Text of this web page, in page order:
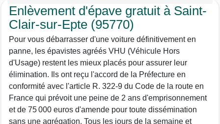
Enlèvement d'épave gratuit à Saint-
Clair-sur-Epte (95770)
Pour vous débarrasser d'une voiture définitivement en
panne, les épavistes agréés VHU (Véhicule Hors
d'Usage) restent les mieux placés pour assurer leur
élimination. Ils ont reçu l'accord de la Préfecture en
conformité avec l'article R. 322-9 du Code de la route en
France qui prévoit une peine de 2 ans d'emprisonnement
et de 75 000 euros d'amende pour toute dissémination
sans une agrégation. Tous les jours de la semaine et